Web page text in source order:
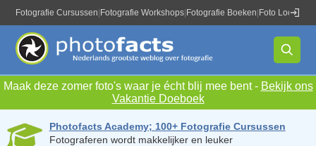
Fotografie Cursussen Fotografie Workshops Fotografie Boeken Foto Locaties
Maak deze zomer foto's waar je écht blij mee bent - Bekijk ons
Vakantie Doeboek
Photofacts Academy; 100+ Fotografie Cursussen
Fotograferen wordt makkelijker en leuker